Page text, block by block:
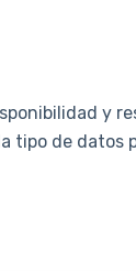
y
tipo de datos